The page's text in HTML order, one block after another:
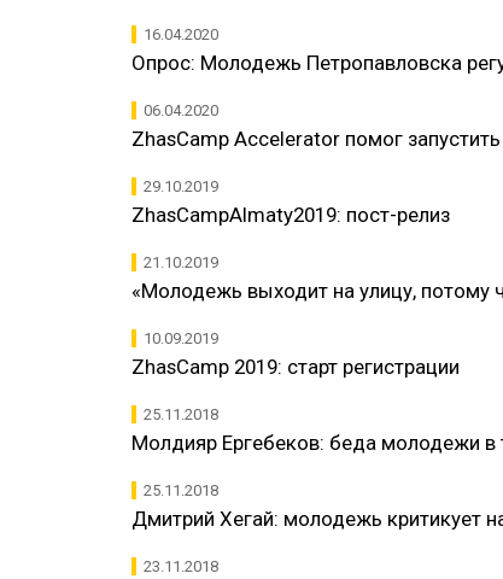
16.04.2020
Опрос: Молодежь Петропавловска
06.04.2020
ZhasCamp Accelerator помог
29.10.2019
ZhasCampAlmaty2019: пост-релиз
21.10.2019
«Молодежь выходит на улицу, потому
10.09.2019
​ZhasCamp 2019: старт регистрации
25.11.2018
​Молдияр Ергебеков: беда молодежи в
25.11.2018
​Дмитрий Хегай: молодежь критикует
23.11.2018